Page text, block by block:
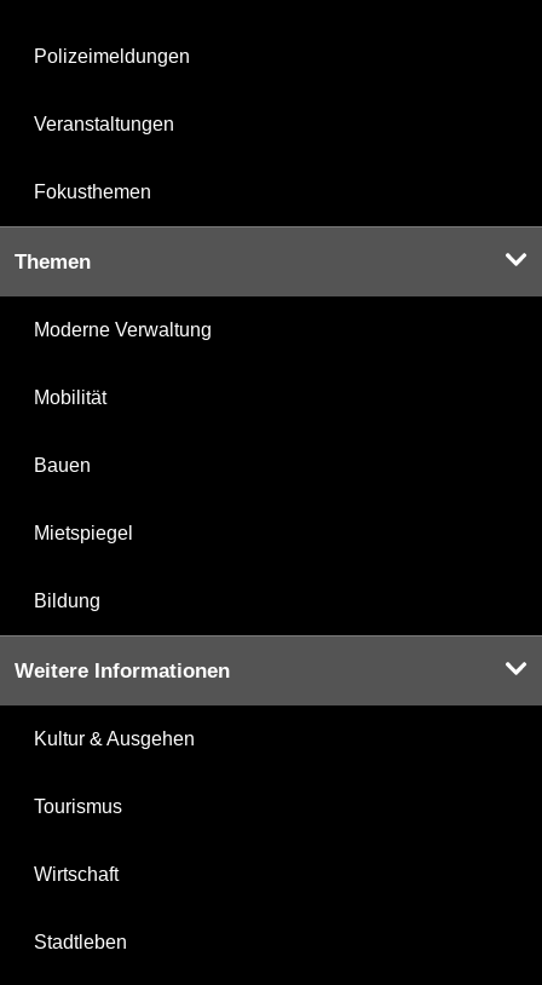
Polizeimeldungen
Veranstaltungen
Fokusthemen
Themen
Moderne Verwaltung
Mobilität
Bauen
Mietspiegel
Bildung
Weitere Informationen
Kultur & Ausgehen
Tourismus
Wirtschaft
Stadtleben